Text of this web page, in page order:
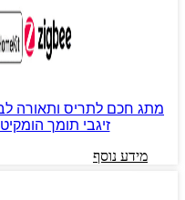
זיגבי תומך הומקיט
מידע נוסף